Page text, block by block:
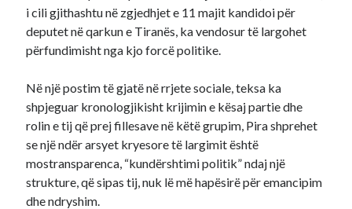
i cili gjithashtu në zgjedhjet e 11 majit kandidoi për
deputet në qarkun e Tiranës, ka vendosur të largohet
përfundimisht nga kjo forcë politike.
Në një postim të gjatë në rrjete sociale, teksa ka
shpjeguar kronologjikisht krijimin e kësaj partie dhe
rolin e tij që prej fillesave në këtë grupim, Pira shprehet
se një ndër arsyet kryesore të largimit është
mostransparenca, “kundërshtimi politik” ndaj një
strukture, që sipas tij, nuk lë më hapësirë për emancipim
dhe ndryshim.